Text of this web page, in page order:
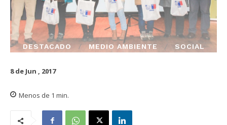
DESTACADO MEDIO AMBIENTE SOCIAL
8 de Jun , 2017
Menos de 1 min.